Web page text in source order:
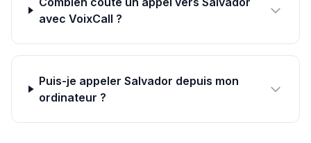
avec VoixCall ?
Puis-je appeler Salvador depuis mon
ordinateur ?